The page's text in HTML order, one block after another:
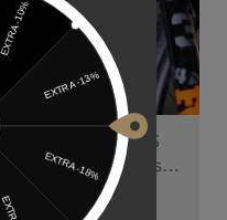
Rahmenschutzfolie S
Unterrohr Alpocalypse
black - unleazhed